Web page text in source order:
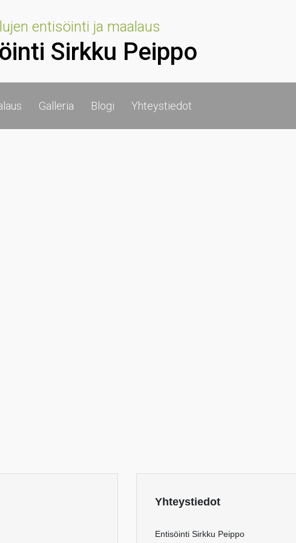
entisöinti ja maalaus
Sirkku Peippo
Galleria Blogi Yhteystiedot
Yhteystiedot
Entisöinti Sirkku Peippo